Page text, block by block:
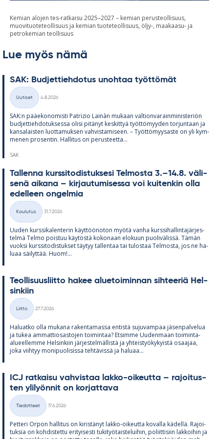
Kemian alojen tes-ratkaisu 2025–2027 – kemian perusteollisuus,
muovituoteteollisuus ja kemian tuoteteollisuus, öljy-, maakaasu- ja
petrokemian teollisuus
Lue myös nämä
SAK: Bud­jet­tieh­do­tus unoh­taa työt­tö­mät
Kategoriat
Uutiset
4.8.2026
SAK:n pää­e­ko­no­misti Pat­rizio Lainàn mu­kaan val­tion­va­rain­mi­nis­te­riön
bud­jet­tieh­do­tuk­sessa olisi pi­tä­nyt kes­kit­tyä työt­tö­myy­den tor­jun­taan ja
kan­sa­lais­ten luot­ta­muk­sen vah­vis­ta­mi­seen. – Työt­tö­myy­saste on yli kym­
me­nen pro­sen­tin. Hal­li­tus on pe­rus­teetta...
SAK
Tal­lenna kurs­si­to­dis­tuk­sesi Tel­mosta 3.–14.8. vä­li­
senä ai­kana – kir­jau­tu­mi­sessa voi kui­ten­kin olla
edel­leen on­gel­mia
Kategoriat
Koulutus
31.7.2026
Uu­den kurs­si­ka­len­te­rin käyt­töö­no­ton myötä vanha kurs­si­hal­lin­ta­jär­jes­
telmä Telmo pois­tuu käy­töstä ko­ko­naan elo­kuun puo­li­vä­lissä. Tä­män
vuoksi kurs­si­to­dis­tuk­set täy­tyy tal­len­taa tai tu­los­taa Tel­mosta, jos ne ha­
luaa säi­lyt­tää. Huom!...
Teol­li­suus­liitto ha­kee alue­toi­min­nan sih­tee­riä Hel­
sin­kiin
Kategoriat
Liitto
27.7.2026
Ha­luatko olla mu­kana ra­ken­ta­massa en­tistä su­ju­vam­paa jä­sen­pal­ve­lua
ja tu­kea am­mat­tio­sas­to­jen toi­min­taa? Et­simme Uu­den­maan toi­minta-
alu­eel­lemme Hel­sin­kiin jär­jes­tel­mäl­listä ja yh­teis­työ­ky­kyistä osaa­jaa,
joka viih­tyy mo­ni­puo­li­sissa teh­tä­vissä ja ha­luaa...
ICJ rat­kaisu vah­vis­taa lakko-oi­keutta – ra­joi­tus­
ten yli­lyön­nit on kor­jat­tava
Kategoriat
Tiedotteet
17.6.2026
Pet­teri Or­pon hal­li­tus on ki­ris­tä­nyt lakko-oi­keutta ko­valla kä­dellä. Ra­joi­
tuk­sia on koh­dis­tettu eri­tyi­sesti tu­ki­työ­tais­te­lui­hin, po­liit­ti­siin lak­koi­hin ja